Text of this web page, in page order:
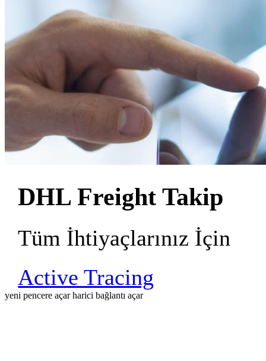
DHL Freight Takip
Tüm İhtiyaçlarınız İçin
Active Tracing
yeni pencere açarharici bağlantı açar